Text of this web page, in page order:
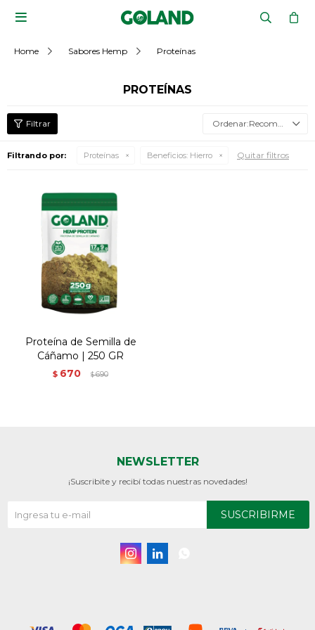

Home Sabores Hemp Proteínas
PROTEÍNAS
Recomendados
Filtrando por: Proteínas Beneficios: Hierro Quitar filtros
Proteína de Semilla de
Cáñamo | 250 GR
$ 670 $690
NEWSLETTER
¡Suscribite y recibí todas nuestras novedades!
SUSCRIBIRME
 